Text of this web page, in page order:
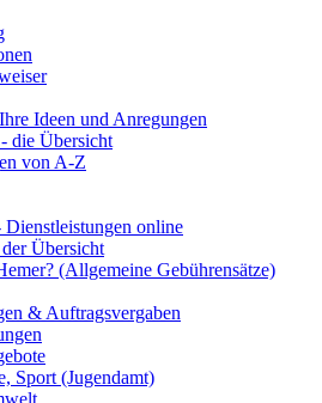
Ideen und Anregungen
die Übersicht
von A-Z
Dienstleistungen online
Übersicht
(Allgemeine Gebührensätze)
& Auftragsvergaben
Sport (Jugendamt)